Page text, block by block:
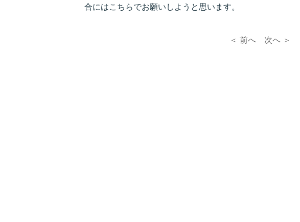
合にはこちらでお願いしようと思います。
＜ 前へ 次へ ＞